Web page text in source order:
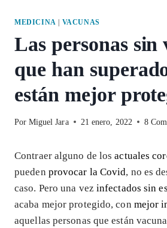
MEDICINA VACUNAS
Las personas sin
que han
están mejor
Por Miguel Jara 21 enero, 2022 8
Contraer alguno de losactuales
pueden provocar la Covid, no es
caso. Pero una vez infectados sin
acaba mejor protegido, con mejor
aquellas personas que están